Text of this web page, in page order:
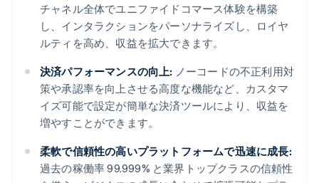
チャネル全体でユニファイドコマース体験を構築
し、インタラクションをパーソナライズし、ロイヤ
ルティを高め、収益を拡大できます。
決済パフォーマンスの向上: ノーコードの不正利用対
策や承認率を向上させる高度な機能など、カスタマ
イズ可能で設定が簡単な決済ツールにより、収益を
増やすことができます。
柔軟で信頼性の高いプラットフォームで迅速に成長:
過去の稼働率 99.999% と業界トップクラスの信頼性